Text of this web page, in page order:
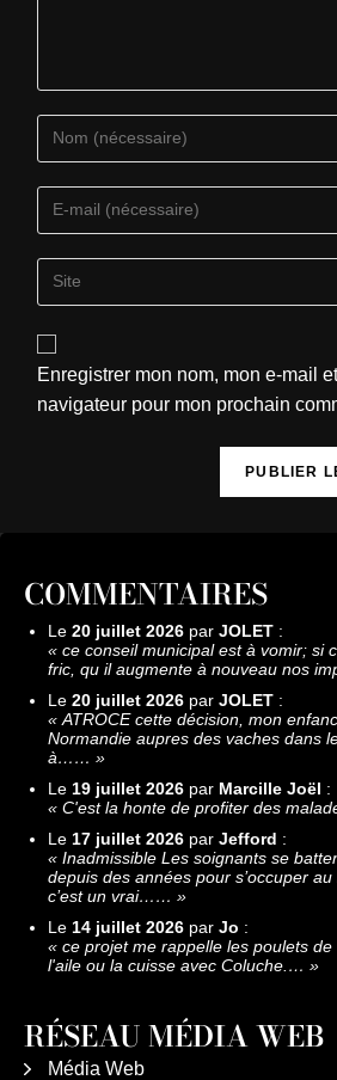
Enregistrer mon nom, mon e-mail
navigateur pour mon prochain
COMMENTAIRES
Le 20 juillet 2026 par JOLET :
« ce conseil municipal est à vomir; si
fric, qu il augmente à nouveau nos
Le 20 juillet 2026 par JOLET :
« ATROCE cette décision, mon
Normandie aupres des vaches dans
à…… »
Le 19 juillet 2026 par Marcille Joël :
« C'est la honte de profiter des
Le 17 juillet 2026 par Jefford :
« Inadmissible Les soignants se
depuis des années pour s’occuper
c’est un vrai…… »
Le 14 juillet 2026 par Jo :
« ce projet me rappelle les poulets de
l'aile ou la cuisse avec Coluche.… »
RÉSEAU MÉDIA WEB
Média Web